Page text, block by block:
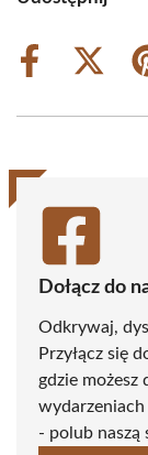
Share
Share
Dołącz do
Odkrywaj,
Przyłącz się
gdzie
- polub naszą